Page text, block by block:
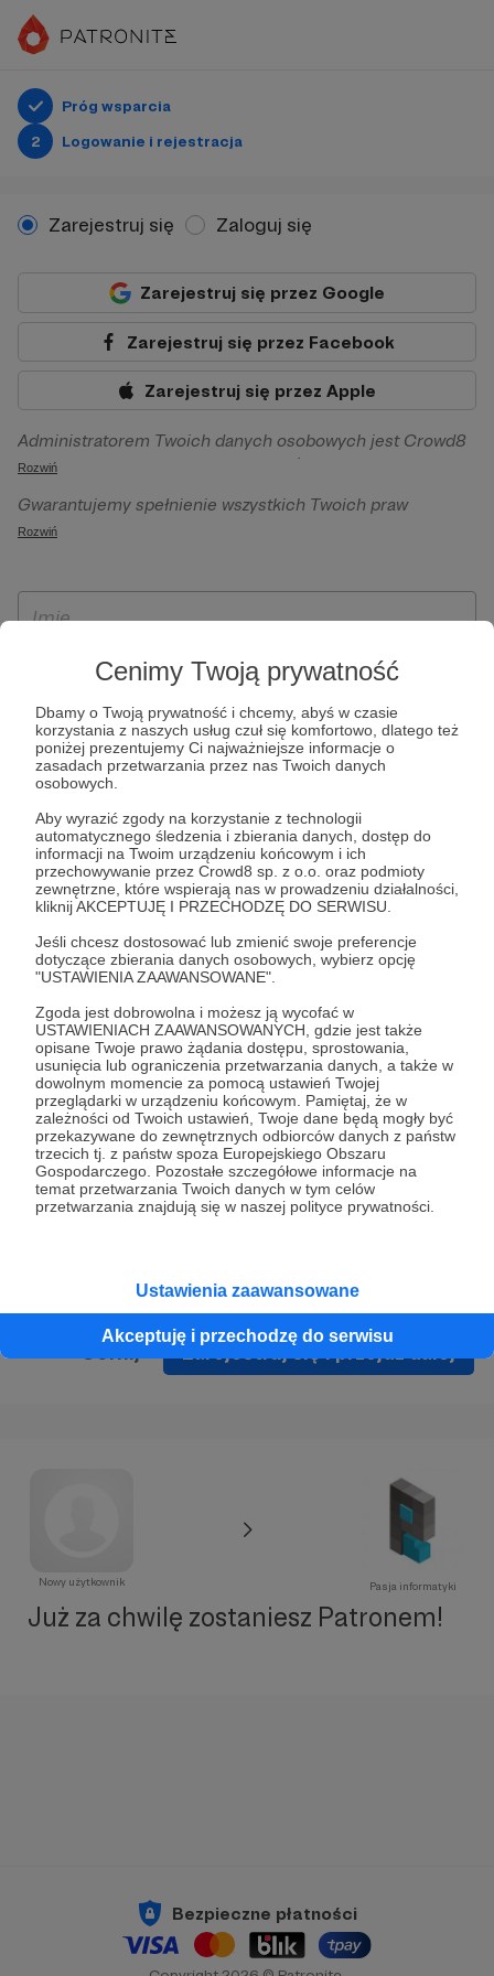
Cenimy Twoją prywatność
Dbamy o Twoją prywatność i chcemy, abyś w czasie
korzystania z naszych usług czuł się komfortowo, dlatego też
poniżej prezentujemy Ci najważniejsze informacje o
zasadach przetwarzania przez nas Twoich danych
osobowych.
Aby wyrazić zgody na korzystanie z technologii
automatycznego śledzenia i zbierania danych, dostęp do
informacji na Twoim urządzeniu końcowym i ich
przechowywanie przez Crowd8 sp. z o.o. oraz podmioty
zewnętrzne, które wspierają nas w prowadzeniu działalności,
kliknij AKCEPTUJĘ I PRZECHODZĘ DO SERWISU.
Jeśli chcesz dostosować lub zmienić swoje preferencje
dotyczące zbierania danych osobowych, wybierz opcję
"USTAWIENIA ZAAWANSOWANE".
Zgoda jest dobrowolna i możesz ją wycofać w
USTAWIENIACH ZAAWANSOWANYCH, gdzie jest także
opisane Twoje prawo żądania dostępu, sprostowania,
usunięcia lub ograniczenia przetwarzania danych, a także w
dowolnym momencie za pomocą ustawień Twojej
przeglądarki w urządzeniu końcowym. Pamiętaj, że w
zależności od Twoich ustawień, Twoje dane będą mogły być
przekazywane do zewnętrznych odbiorców danych z państw
trzecich tj. z państw spoza Europejskiego Obszaru
Gospodarczego. Pozostałe szczegółowe informacje na
temat przetwarzania Twoich danych w tym celów
przetwarzania znajdują się w naszej polityce prywatności.
Ustawienia zaawansowane
Akceptuję i przechodzę do serwisu
Próg wsparcia
2
Logowanie i rejestracja
Zarejestruj się Zaloguj się
Zarejestruj się przez Google
Zarejestruj się przez Facebook
Zarejestruj się przez Apple
Administratorem Twoich danych osobowych jest Crowd8
sp. z o.o. z siedziba w Warszawie, ul. Żwirki i Wigury 16, 02-
092 Warszawa. Twoje dane osobowe będą przetwarzane w
szczególności w celu wykonania umowy zawartej z Tobą, w
Patronite.pl, w tym możliwości dokonywania oraz
otrzymywania wsparcia na naszej platformie oraz
Rozwiń
Gwarantujemy spełnienie wszystkich Twoich praw
wynikających z ogólnego rozporządzenia o ochronie
ich przenoszenia, niepodlegania zautomatyzowanemu
wyrażenia sprzeciwu wobec przetwarzania Twoich danych
osobowych. Rejestracja dla osób niepełnoletnich możliwa
jest po przekazaniu podpisanego formularza "Zgodna na
założenie konta przez osobę niepełnoletnią", formularz
dostępny jest na stronie regulaminu Patronite.pl.
Rozwiń
* Zapoznałem się i akceptujęRegulaminserwisu oraz
* Wyrażam zgodę na przetwarzanie moich danych
osobowych podanych w formularzu rejestracyjnym w celu
prawidłowego świadczenia usług serwisu Patronite.
Wyrażam zgodę na otrzymywanie drogą elektroniczną
informacji handlowych - newslettera. Opcja ta może zostać
zmieniona w ustawieniach konta.
Zarejestruj się i przejdź dalej
Nowy użytkownik Pasja informatyki
Już za chwilę zostaniesz Patronem!
Bezpieczne płatności